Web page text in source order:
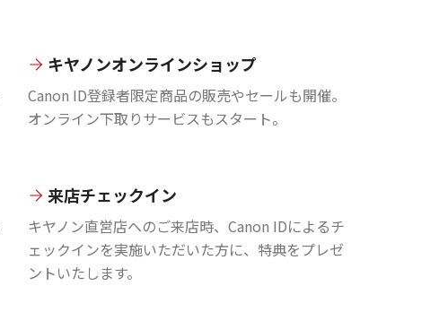
キヤノンオンラインショップ
Canon ID登録者限定商品の販売やセールも開催。
オンライン下取りサービスもスタート。
来店チェックイン
キヤノン直営店へのご来店時、Canon IDによるチ
ェックインを実施いただいた方に、特典をプレゼ
ントいたします。